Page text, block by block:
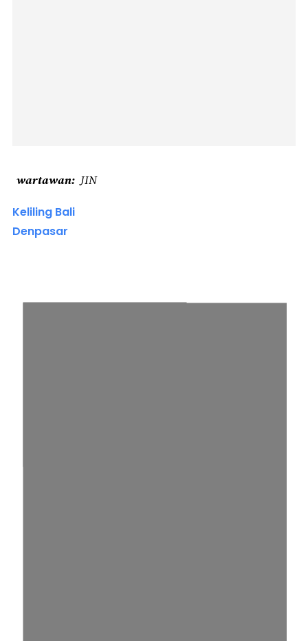
wartawan JIN
Keliling Bali
Denpasar